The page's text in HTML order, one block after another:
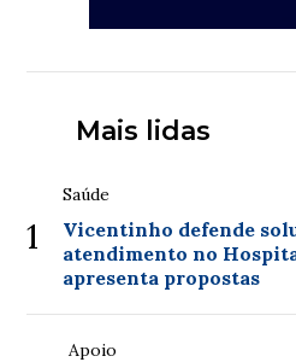
Mais lidas
1
Saúde
Vicentinho defende
atendimento no
apresenta propostas
Apoio